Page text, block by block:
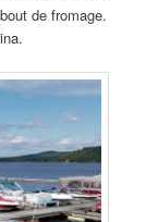
de fromage.